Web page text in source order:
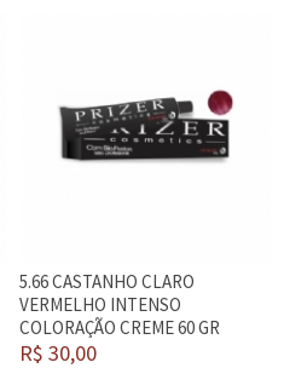
5.66 CASTANHO CLARO
VERMELHO INTENSO
COLORAÇÃO CREME 60 GR
R$ 30,00